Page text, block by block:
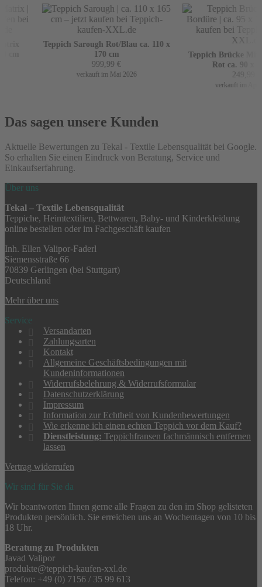
Teppich Sarough Rot/Blau ca. 110 x
170 cm
999,99€
verkauft im Mai 2026
Teppich Brücke Mir
Rot ca. 90 x
249,99
verkauft im April
Das sagen unsere Kunden
Aktuelle Bewertungen zu Tekal - Textile Lebensqualität bei Google.
So erhalten Sie einen Eindruck von Beratung, Service und
Einkaufserfahrung.
Über uns
Tekal – Textile Lebensqualität
Teppiche, Heimtextilien, Bettwaren, Baby- und Kinderkleidung
online bestellen oder im Fachgeschäft kaufen
Inh. Ellen Valipor-Faderl
Siemensstraße 66
70839 Gerlingen (bei Stuttgart)
Deutschland
Mehr über uns
Service
Versandarten
Zahlungsarten
Kontakt
Allgemeine Geschäftsbedingungen mit
Kundeninformationen
Widerrufsbelehrung & Widerrufsformular
Datenschutzerklärung
Impressum
Information zur Echtheit von Kundenbewertungen
Wie erkenne ich einen echten Teppich vor dem Kauf?
Dienstleistung: Teppichfransen fachmännisch entfernen
lassen
Vertrag widerrufen
Wir sind für Sie da
Wir beantworten Ihnen gerne alle Fragen zu den im Shop gelisteten
Produkten persönlich. Sie erreichen uns an Wochentagen von 10 bis
18 Uhr.
Beratung zu Produkten
Javad Valipor
produkte@teppich-kaufen-xxl.de
Telefon: +49 (0) 7156 / 35 99 613